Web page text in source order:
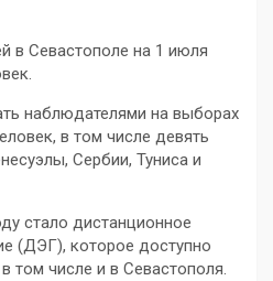
в Севастополе на 1 июля
наблюдателями на выборах
в том числе девять
Сербии, Туниса и
стало дистанционное
(ДЭГ), которое доступно
том числе и в Севастополя.